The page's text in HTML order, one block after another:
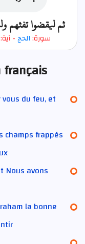
ثم ليقضوا تفثهم
سورة:الحج-
français
du feu, et
champs frappés
Nous avons
la bonne